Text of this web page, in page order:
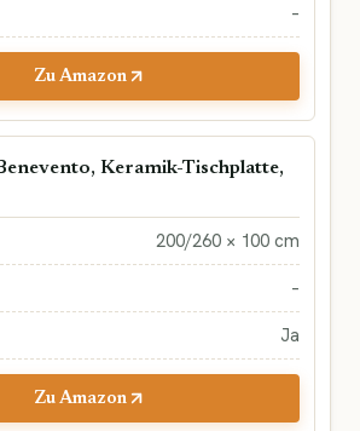
–
Zu Amazon
Keramik-Tischplatte,
200/260 × 100 cm
–
Ja
Zu Amazon